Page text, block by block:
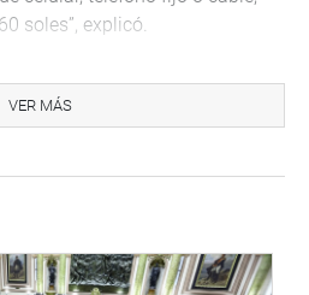
soles”, explicó.
por machucar un botón para
el costo real y Osiptel tiene
de Defensa del Consumidor
consultar la exoneración del
a la Representación
VER MÁS